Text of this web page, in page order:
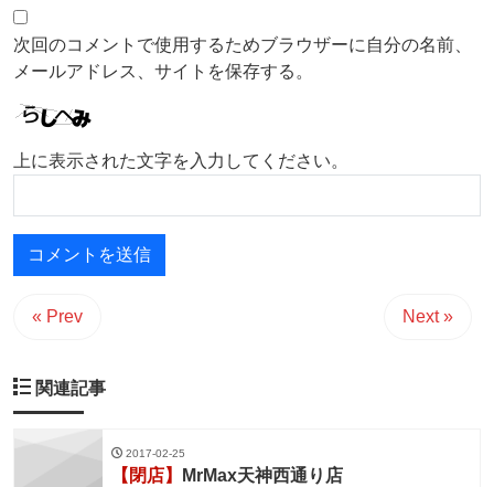
次回のコメントで使用するためブラウザーに自分の名前、
メールアドレス、サイトを保存する。
上に表示された文字を入力してください。
« Prev Next »
関連記事
2017-02-25
【閉店】 MrMax天神西通り店